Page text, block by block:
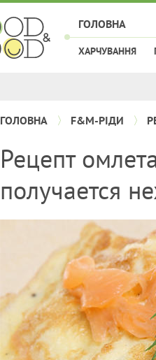
ГОЛОВНА
ХАРЧУВАННЯ
ГОЛОВНА F&M-РІДИ
Рецепт
получается